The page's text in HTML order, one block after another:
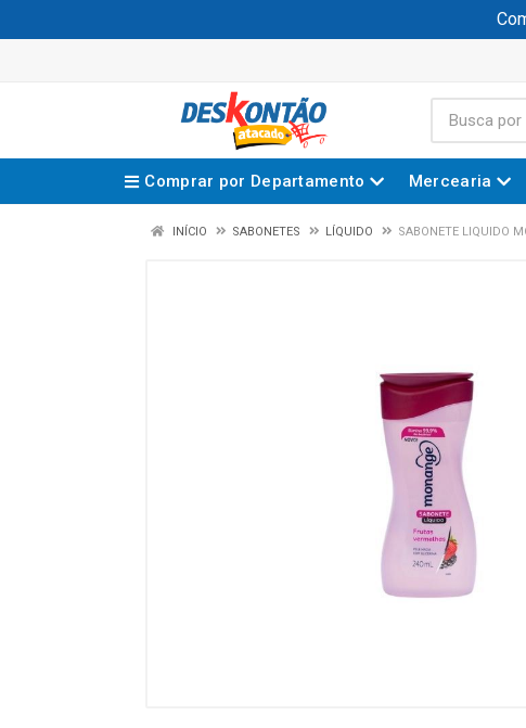
Comprar por Departamento Mercearia
INÍCIO SABONETES LÍQUIDO SABONETE LIQUIDO